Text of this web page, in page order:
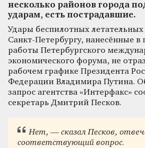
несколько районов города
ударам, есть пострадавшие.
Удары беспилотных летательных
Санкт-Петербургу, нанесённые в
работы Петербургского
экономического форума, не
рабочем графике Президента
Федерации Владимира Путина.
запрос агентства «Интерфакс»
секретарь Дмитрий Песков.
Нет, — сказал Песков,
соответствующий вопрос.